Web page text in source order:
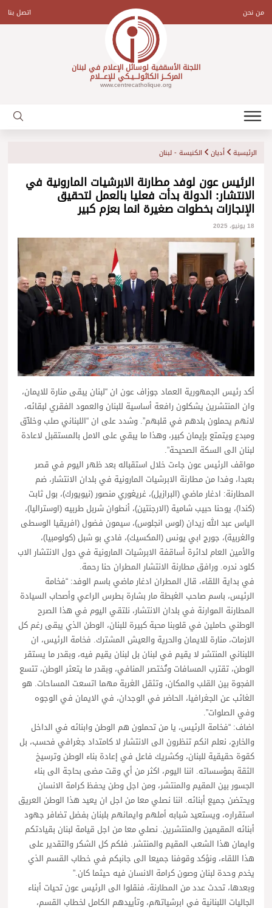
contentمن نحن اتصل بنا
اللجنة الأسقفية لوسائل الإعلام في لبنان
المركـــز الكاثولـــيـكي للإعـــلام
www.centrecatholique.org
الرئيسية أديان الكنيسة - لبنان
الرئيس عون لوفد مطارنة الابرشيات المارونية في
الانتشار: الدولة بدأت فعليا بالعمل لتحقيق
الإنجازات بخطوات صغيرة انما بعزم كبير
18 يونيو، 2025
أكد رئيس الجمهورية العماد جوزاف عون ان “لبنان يبقى منارة للايمان،
وان المنتشرين يشكلون رافعة أساسية للبنان والعمود الفقري لبقائه،
لانهم يحملون بلدهم في قلبهم”. وشدد على ان “اللبناني صلب وخلاّق
ومبدع ويتمتع بإيمان كبير، وهذا ما يبقي على الامل بالمستقبل لاعادة
لبنان الى السكة الصحيحة”.
مواقف الرئيس عون جاءت خلال استقباله بعد ظهر اليوم في قصر
بعبدا، وفدا من مطارنة الابرشيات المارونية في بلدان الانتشار، ضم
المطارنة: ادغار ماضي (البرازيل)، غريغوري منصور (نيويورك)، بول ثابت
(كندا)، يوحنا حبيب شامية (الارجنتين)، أنطوان شربل طربيه (اوستراليا)،
الياس عبد الله زيدان (لوس انجلوس)، سيمون فضول (افريقيا الوسطى
والغربية)، جورج ابي يونس (المكسيك)، فادي بو شبل (كولومبيا)،
والأمين العام لدائرة أساقفة الابرشيات المارونية في دول الانتشار الاب
كلود ندره. ورافق مطارنة الانتشار المطران حنا رحمة.
في بداية اللقاء، قال المطران ادغار ماضي باسم الوفد: “فخامة
الرئيس، باسم صاحب الغبطة مار بشارة بطرس الراعي وأصحاب السيادة
المطارنة الموارنة في بلدان الانتشار، نلتقي اليوم في هذا الصرح
الوطني حاملين في قلوبنا محبة كبيرة للبنان، الوطن الذي يبقى رغم كل
الازمات، منارة للايمان والحرية والعيش المشترك. فخامة الرئيس، ان
اللبناني المنتشر لا يقيم في لبنان بل لبنان يقيم فيه، وبقدر ما يستقر
الوطن، تقترب المسافات وتُختصر المنافي، وبقدر ما يتعثر الوطن، تتسع
الفجوة بين القلب والمكان، وتثقل الغربة مهما اتسعت المساحات. هو
الغائب عن الجغرافيا، الحاضر في الوجدان، في الايمان في الوجوه
وفي الصلوات”.
اضاف: “فخامة الرئيس، يا من تحملون هم الوطن وابنائه في الداخل
والخارج، نعلم انكم تنظرون الى الانتشار لا كامتداد جغرافي فحسب، بل
كقوة حقيقية للبنان، وكشريك فاعل في إعادة بناء الوطن وترسيخ
الثقة بمؤسساته. اننا اليوم، اكثر من أي وقت مضى بحاجة الى بناء
الجسور بين المقيم والمنتشر، ومن اجل وطن يحفظ كرامة الانسان
ويحتضن جميع أبنائه. اننا نصلي معا من اجل ان يعيد هذا الوطن العريق
استقراره، ويستعيد شبابه أملهم وايمانهم بلبنان بفضل تضافر جهود
أبنائه المقيمين والمنتشرين. نصلي معا من اجل قيامة لبنان بقيادتكم
وايمان هذا الشعب المقيم والمنتشر. فلكم كل الشكر والتقدير على
هذا اللقاء، ونؤكد وقوفنا جميعا الى جانبكم في خطاب القسم الذي
يخدم وحدة لبنان وصون كرامة الانسان فيه حيثما كان.”
وبعدها، تحدث عدد من المطارنة، فنقلوا الى الرئيس عون تحيات أبناء
الجاليات اللبنانية في ابرشياتهم، وتأييدهم الكامل لخطاب القسم،